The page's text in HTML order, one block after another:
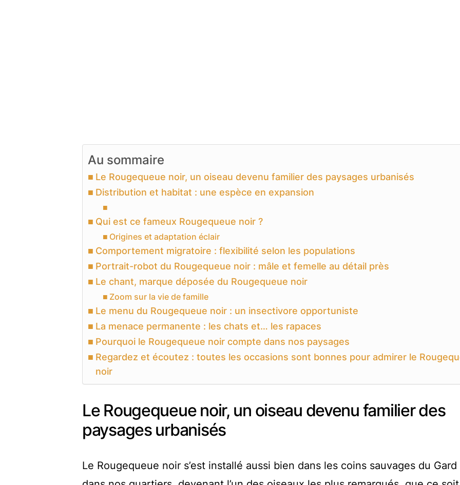
Au sommaire
Le Rougequeue noir, un oiseau devenu familier des paysages urbanisés
Distribution et habitat : une espèce en expansion
Qui est ce fameux Rougequeue noir ?
Origines et adaptation éclair
Comportement migratoire : flexibilité selon les populations
Portrait-robot du Rougequeue noir : mâle et femelle au détail près
Le chant, marque déposée du Rougequeue noir
Zoom sur la vie de famille
Le menu du Rougequeue noir : un insectivore opportuniste
La menace permanente : les chats et… les rapaces
Pourquoi le Rougequeue noir compte dans nos paysages
Regardez et écoutez : toutes les occasions sont bonnes pour admirer le
noir
Le Rougequeue noir, un oiseau devenu familier des
paysages urbanisés
Le Rougequeue noir s’est installé aussi bien dans les coins sauvages du Gard